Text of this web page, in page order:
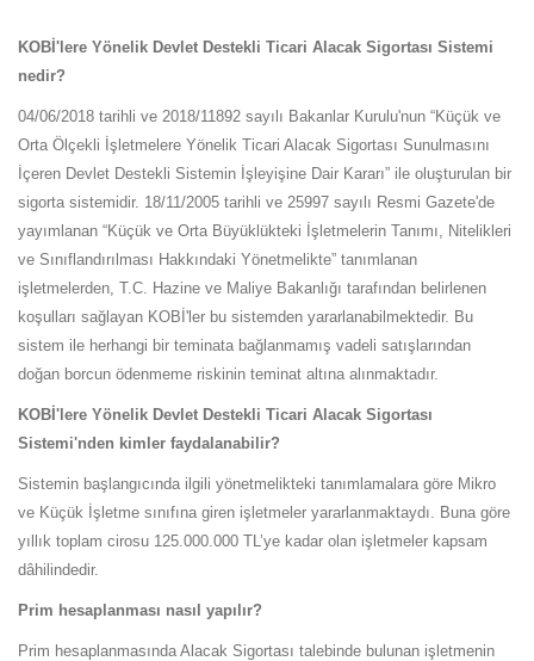
KOBİ'lere Yönelik Devlet Destekli Ticari Alacak Sigortası Sistemi
nedir?
04/06/2018 tarihli ve 2018/11892 sayılı Bakanlar Kurulu'nun “Küçük ve
Orta Ölçekli İşletmelere Yönelik Ticari Alacak Sigortası Sunulmasını
İçeren Devlet Destekli Sistemin İşleyişine Dair Kararı” ile oluşturulan bir
sigorta sistemidir. 18/11/2005 tarihli ve 25997 sayılı Resmi Gazete'de
yayımlanan “Küçük ve Orta Büyüklükteki İşletmelerin Tanımı, Nitelikleri
ve Sınıflandırılması Hakkındaki Yönetmelikte” tanımlanan
işletmelerden, T.C. Hazine ve Maliye Bakanlığı tarafından belirlenen
koşulları sağlayan KOBİ'ler bu sistemden yararlanabilmektedir. Bu
sistem ile herhangi bir teminata bağlanmamış vadeli satışlarından
doğan borcun ödenmeme riskinin teminat altına alınmaktadır.
KOBİ'lere Yönelik Devlet Destekli Ticari Alacak Sigortası
Sistemi'nden kimler faydalanabilir?
Sistemin başlangıcında ilgili yönetmelikteki tanımlamalara göre Mikro
ve Küçük İşletme sınıfına giren işletmeler yararlanmaktaydı. Buna göre
yıllık toplam cirosu 125.000.000 TL’ye kadar olan işletmeler kapsam
dâhilindedir.
Prim hesaplanması nasıl yapılır?
Prim hesaplanmasında Alacak Sigortası talebinde bulunan işletmenin